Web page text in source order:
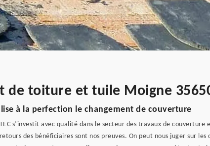
de toiture et tuile Moigne
à la perfection le changement de couverture
s’investit avec qualité dans le secteur des travaux de
des bénéficiaires sont nos preuves. On peut nous juger sur